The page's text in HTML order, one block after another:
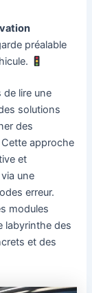
préalable
lire une
solutions
des
approche
et
une
erreur.
modules
labyrinthe des
et des